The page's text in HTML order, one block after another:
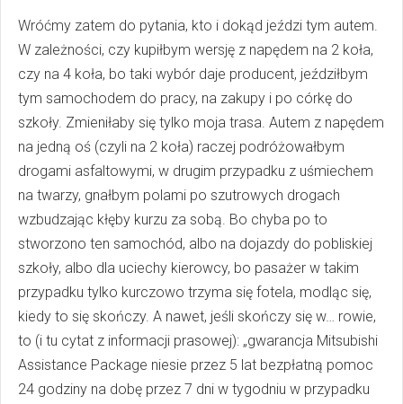
Wróćmy zatem do pytania, kto i dokąd jeździ tym autem.
W zależności, czy kupiłbym wersję z napędem na 2 koła,
czy na 4 koła, bo taki wybór daje producent, jeździłbym
tym samochodem do pracy, na zakupy i po córkę do
szkoły. Zmieniłaby się tylko moja trasa. Autem z napędem
na jedną oś (czyli na 2 koła) raczej podróżowałbym
drogami asfaltowymi, w drugim przypadku z uśmiechem
na twarzy, gnałbym polami po szutrowych drogach
wzbudzając kłęby kurzu za sobą. Bo chyba po to
stworzono ten samochód, albo na dojazdy do pobliskiej
szkoły, albo dla uciechy kierowcy, bo pasażer w takim
przypadku tylko kurczowo trzyma się fotela, modląc się,
kiedy to się skończy. A nawet, jeśli skończy się w… rowie,
to (i tu cytat z informacji prasowej): „gwarancja Mitsubishi
Assistance Package niesie przez 5 lat bezpłatną pomoc
24 godziny na dobę przez 7 dni w tygodniu w przypadku